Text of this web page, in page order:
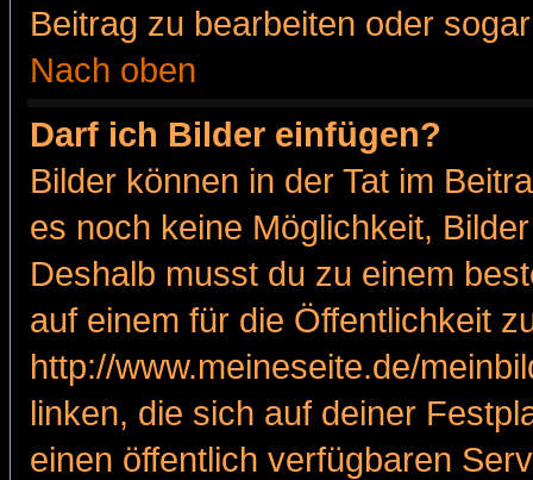
Beitrag zu bearbeiten oder
Nach oben
Darf ich Bilder einfügen?
Bilder können in der Tat im
es noch keine Möglichkeit,
Deshalb musst du zu einem
auf einem für die Öffentlichkeit
http://www.meineseite.de/
linken, die sich auf deiner
einen öffentlich verfügbaren